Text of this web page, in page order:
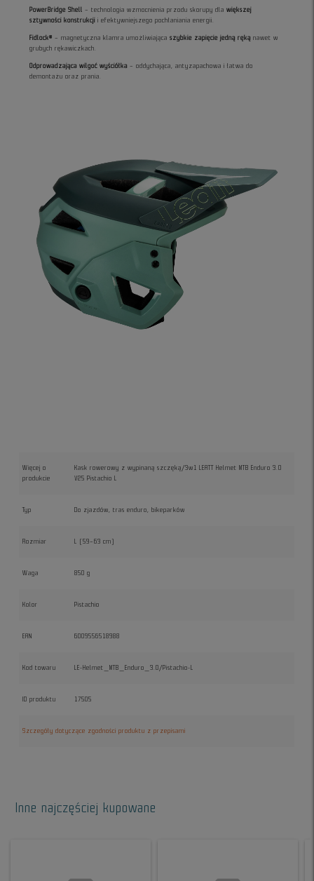
PowerBridge Shell – technologia wzmocnienia przodu skorupy dlawiększej
sztywności konstrukcji i efektywniejszego pochłaniania energii.
Fidlock® – magnetyczna klamra umożliwiającaszybkie zapięcie jedną ręką nawet w
grubych rękawiczkach.
Odprowadzająca wilgoć wyściółka – oddychająca, antyzapachowa i łatwa do
demontażu oraz prania.
Więcej o
produkcie
Kask rowerowy z wypinaną szczęką/3w1 LEATT Helmet MTB Enduro 3.0
V25 Pistachio L
Typ Do zjazdów, tras enduro, bikeparków
Rozmiar L (59–63 cm)
Waga 850 g
Kolor Pistachio
EAN 6009556518988
Kod towaru LE-Helmet_MTB_Enduro_3.0/Pistachio-L
ID produktu 17505
Szczegóły dotyczące zgodności produktu z przepisami
Inne najczęściej kupowane